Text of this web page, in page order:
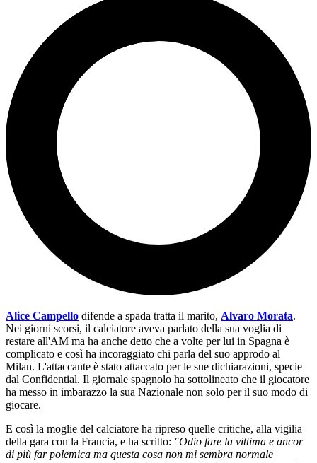
Alice Campello difende a spada tratta il marito, Alvaro Morata.
Nei giorni scorsi, il calciatore aveva parlato della sua voglia di
restare all'AM ma ha anche detto che a volte per lui in Spagna è
complicato e così ha incoraggiato chi parla del suo approdo al
Milan. L'attaccante è stato attaccato per le sue dichiarazioni, specie
dal Confidential. Il giornale spagnolo ha sottolineato che il giocatore
ha messo in imbarazzo la sua Nazionale non solo per il suo modo di
giocare.
E così la moglie del calciatore ha ripreso quelle critiche, alla vigilia
della gara con la Francia, e ha scritto: "Odio fare la vittima e ancor
di più far polemica ma questa cosa non mi sembra normale